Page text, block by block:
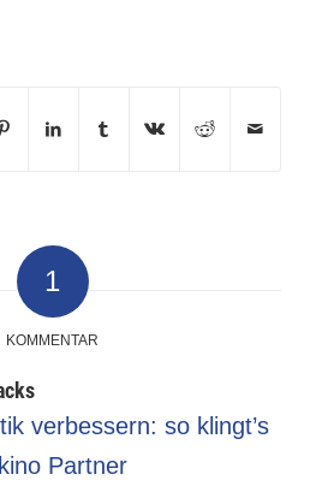
1
KOMMENTAR
verbessern: so klingt’s
Partner